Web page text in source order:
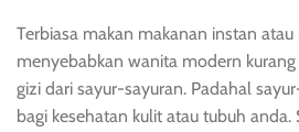
Terbiasa makan makanan instan
menyebabkan wanita modern
gizi dari sayur-sayuran. Padahal
bagi kesehatan kulit atau tubuh